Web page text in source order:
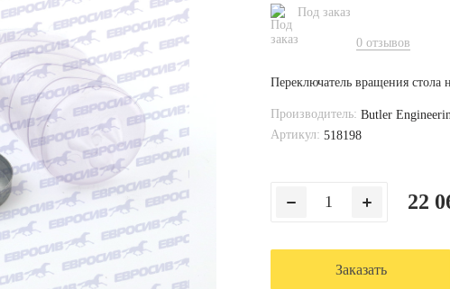
Под заказ
0 отзывов
Переключатель вращения стола
Производитель: Butler
Артикул: 518198
22
Заказать